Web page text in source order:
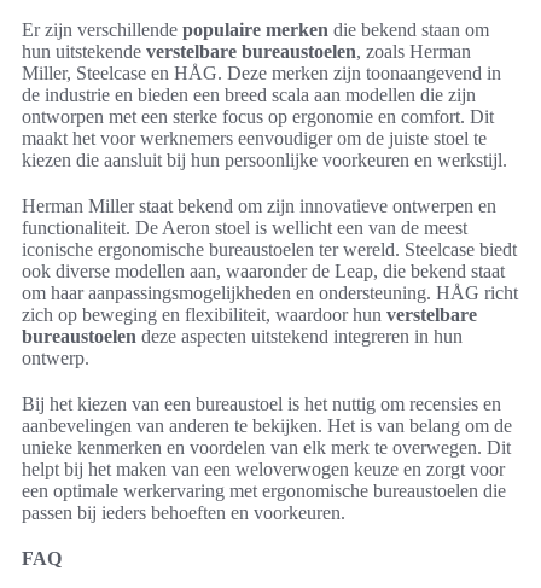
Er zijn verschillende populaire merken die bekend staan om
hun uitstekende verstelbare bureaustoelen, zoals Herman
Miller, Steelcase en HÅG. Deze merken zijn toonaangevend in
de industrie en bieden een breed scala aan modellen die zijn
ontworpen met een sterke focus op ergonomie en comfort. Dit
maakt het voor werknemers eenvoudiger om de juiste stoel te
kiezen die aansluit bij hun persoonlijke voorkeuren en werkstijl.
Herman Miller staat bekend om zijn innovatieve ontwerpen en
functionaliteit. De Aeron stoel is wellicht een van de meest
iconische ergonomische bureaustoelen ter wereld. Steelcase biedt
ook diverse modellen aan, waaronder de Leap, die bekend staat
om haar aanpassingsmogelijkheden en ondersteuning. HÅG richt
zich op beweging en flexibiliteit, waardoor hun verstelbare
bureaustoelen deze aspecten uitstekend integreren in hun
ontwerp.
Bij het kiezen van een bureaustoel is het nuttig om recensies en
aanbevelingen van anderen te bekijken. Het is van belang om de
unieke kenmerken en voordelen van elk merk te overwegen. Dit
helpt bij het maken van een weloverwogen keuze en zorgt voor
een optimale werkervaring met ergonomische bureaustoelen die
passen bij ieders behoeften en voorkeuren.
FAQ